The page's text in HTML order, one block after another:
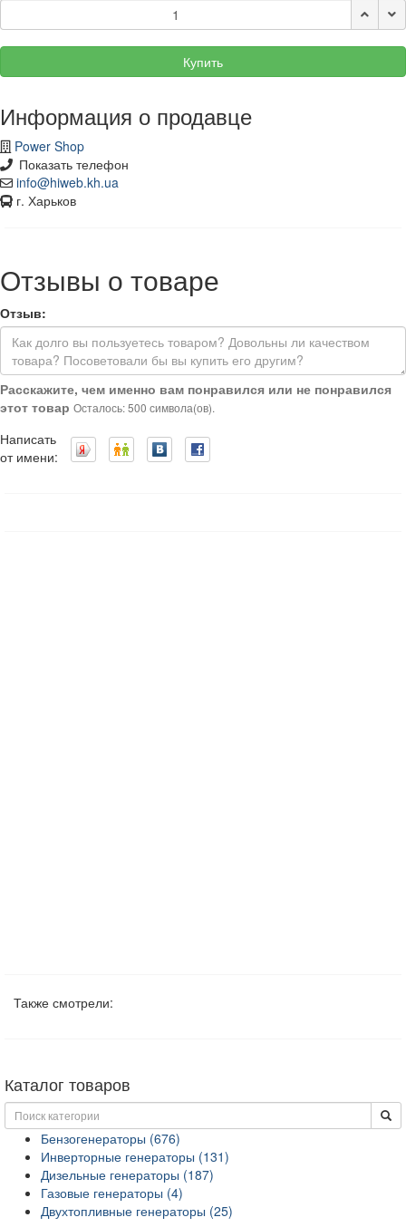
Купить
Информация о продавце
Power Shop
Показать телефон
info@hiweb.kh.ua
г. Харьков
Отзывы о товаре
Отзыв:
Расскажите, чем именно вам понравился или не понравился
этот товар Осталось: 500 символа(ов).
Написать
от имени:
Также смотрели:
Каталог товаров
Бензогенераторы (676)
Инверторные генераторы (131)
Дизельные генераторы (187)
Газовые генераторы (4)
Двухтопливные генераторы (25)